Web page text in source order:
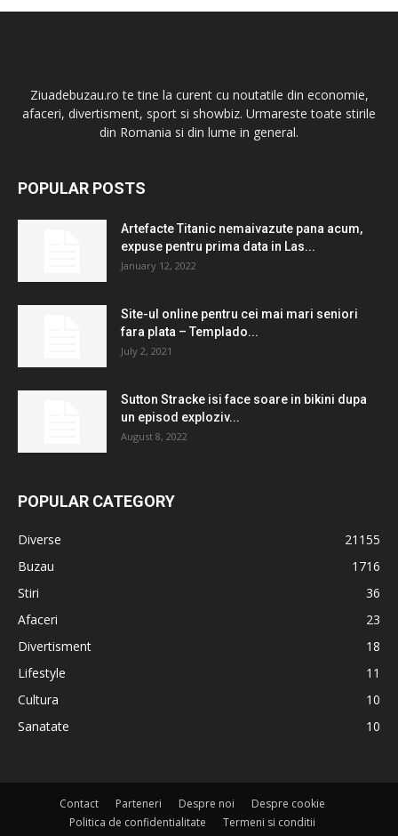
Ziuadebuzau.ro te tine la curent cu noutatile din economie,
afaceri, divertisment, sport si showbiz. Urmareste toate stirile
din Romania si din lume in general.
POPULAR POSTS
Artefacte Titanic nemaivazute pana acum,
expuse pentru prima data in Las...
January 12, 2022
Site-ul online pentru cei mai mari seniori
fara plata – Templado...
July 2, 2021
Sutton Stracke isi face soare in bikini dupa
un episod exploziv...
August 8, 2022
POPULAR CATEGORY
Diverse
21155
Buzau
1716
Stiri
36
Afaceri
23
Divertisment
18
Lifestyle
11
Cultura
10
Sanatate
10
Contact Parteneri Despre noi
Despre cookie
Politica de confidentialitate
Termeni si conditii